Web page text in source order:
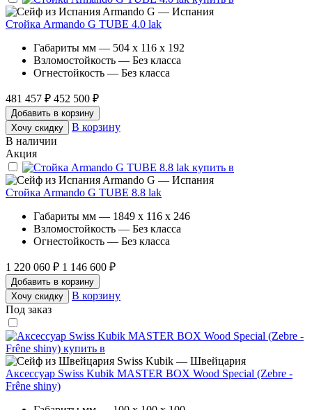
Armando G — Испания
Стойка Armando G TUBE 4.0 lak
Габариты мм — 504 x 116 x 192
Взломостойкость — Без класса
Огнестойкость — Без класса
481 457 ₽ 452 500 ₽
Добавить в корзину
Хочу скидку
В корзину
В наличии
Акция
Armando G — Испания
Стойка Armando G TUBE 8.8 lak
Габариты мм — 1849 x 116 x 246
Взломостойкость — Без класса
Огнестойкость — Без класса
1 220 060 ₽ 1 146 600 ₽
Добавить в корзину
Хочу скидку
В корзину
Под заказ
Swiss Kubik — Швейцария
Аксессуар Swiss Kubik MASTER BOX Wood Special (Zebre -
Frêne shiny)